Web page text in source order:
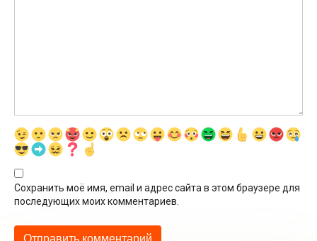
Сохранить моё имя, email и адрес сайта в этом браузере для
последующих моих комментариев.